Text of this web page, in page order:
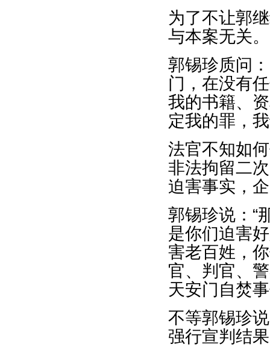
为了不让郭
与本案无关。
郭锡珍质问
门，在没有
我的书籍、
定我的罪，
法官不知如
非法拘留二
迫害事实，
郭锡珍说：“
是你们迫害
害老百姓，
官、判官、
天安门自焚
不等郭锡珍
强行宣判结